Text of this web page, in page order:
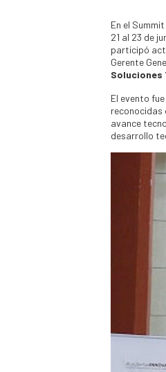
En el
21 al 23 de
participó
Gerente
Soluciones
El evento
reconocidas
avance
desarrollo